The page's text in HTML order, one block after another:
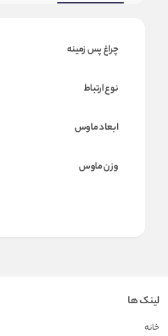
چراغ پس زمینه
نوع ارتباط
ابعاد ماوس
وزن ماوس
لینک ها
خانه